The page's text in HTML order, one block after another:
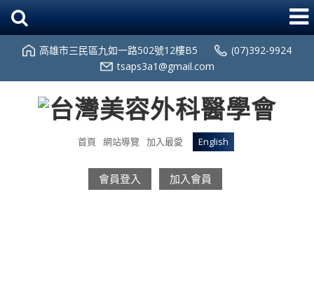
高雄市三民區九如一路502號12樓B5
(07)392-9924
tsaps3a1@gmail.com
首頁 網站導覽 加入最愛 English
會員登入 加入會員